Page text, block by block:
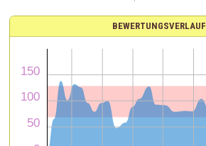
BEWERTUNGSVERLAUF